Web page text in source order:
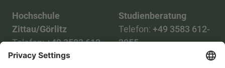
Hochschule
Zittau/Görlitz
Telefon:+49 3583 612-
0
Studienberatung
Telefon: +49 3583 612-
3055